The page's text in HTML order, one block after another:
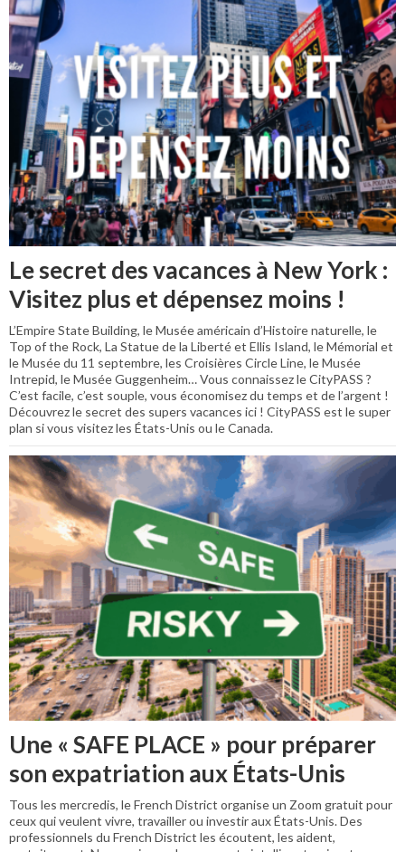
Le secret des vacances à New York :
Visitez plus et dépensez moins !
L’Empire State Building, le Musée américain d’Histoire naturelle, le
Top of the Rock, La Statue de la Liberté et Ellis Island, le Mémorial et
le Musée du 11 septembre, les Croisières Circle Line, le Musée
Intrepid, le Musée Guggenheim… Vous connaissez le CityPASS ?
C’est facile, c’est souple, vous économisez du temps et de l’argent !
Découvrez le secret des supers vacances ici ! CityPASS est le super
plan si vous visitez les États-Unis ou le Canada.
Une « SAFE PLACE » pour préparer
son expatriation aux États-Unis
Tous les mercredis, le French District organise un Zoom gratuit pour
ceux qui veulent vivre, travailler ou investir aux États-Unis. Des
professionnels du French District les écoutent, les aident,